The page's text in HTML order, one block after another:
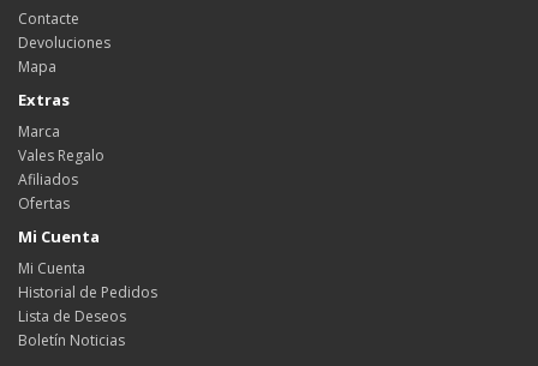
Contacte
Devoluciones
Mapa
Extras
Marca
Vales Regalo
Afiliados
Ofertas
Mi Cuenta
Mi Cuenta
Historial de Pedidos
Lista de Deseos
Boletín Noticias